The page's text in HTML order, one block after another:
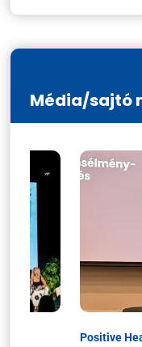
Média/sajtó
Positive